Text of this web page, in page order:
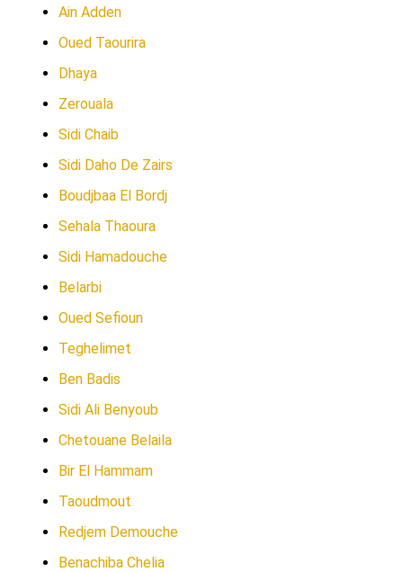
Ain Adden
Oued Taourira
Dhaya
Zerouala
Sidi Chaib
Sidi Daho De Zairs
Boudjbaa El Bordj
Sehala Thaoura
Sidi Hamadouche
Belarbi
Oued Sefioun
Teghelimet
Ben Badis
Sidi Ali Benyoub
Chetouane Belaila
Bir El Hammam
Taoudmout
Redjem Demouche
Benachiba Chelia